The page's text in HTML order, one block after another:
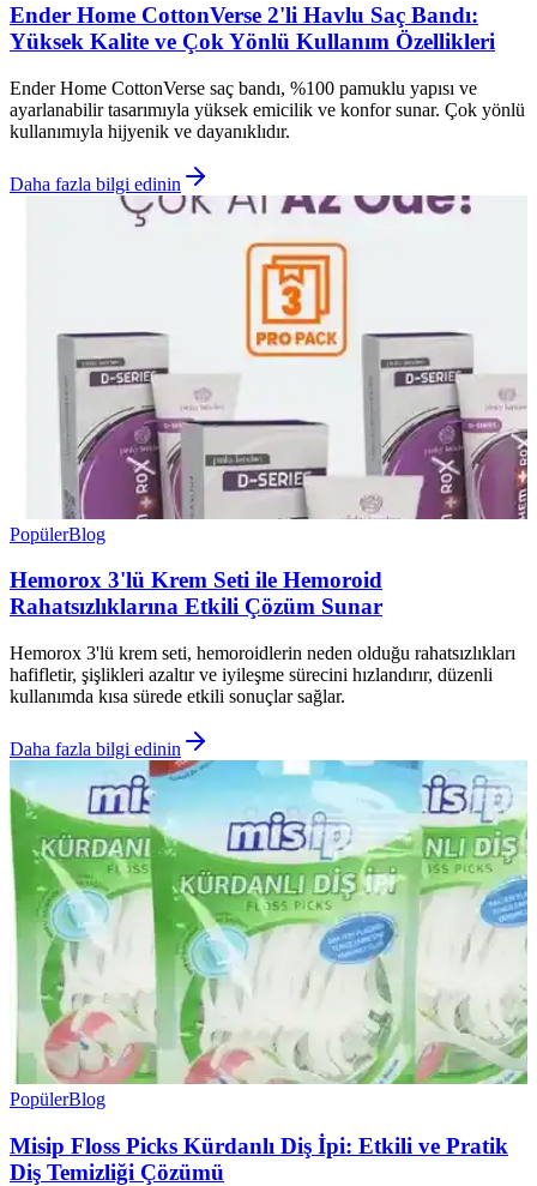
Ender Home CottonVerse 2'li Havlu Saç Bandı:
Yüksek Kalite ve Çok Yönlü Kullanım Özellikleri
Ender Home CottonVerse saç bandı, %100 pamuklu yapısı ve
ayarlanabilir tasarımıyla yüksek emicilik ve konfor sunar. Çok yönlü
kullanımıyla hijyenik ve dayanıklıdır.
Daha fazla bilgi edinin
PopülerBlog
Hemorox 3'lü Krem Seti ile Hemoroid
Rahatsızlıklarına Etkili Çözüm Sunar
Hemorox 3'lü krem seti, hemoroidlerin neden olduğu rahatsızlıkları
hafifletir, şişlikleri azaltır ve iyileşme sürecini hızlandırır, düzenli
kullanımda kısa sürede etkili sonuçlar sağlar.
Daha fazla bilgi edinin
PopülerBlog
Misip Floss Picks Kürdanlı Diş İpi: Etkili ve Pratik
Diş Temizliği Çözümü